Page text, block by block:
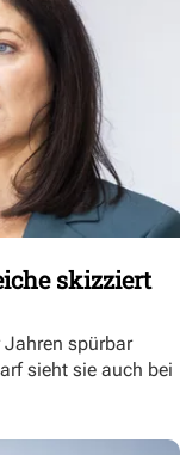
skizziert
Jahren spürbar
sieht sie auch bei